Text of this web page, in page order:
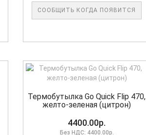
СООБЩИТЬ КОГДА ПОЯВИТСЯ
Термобутылка Go Quick Flip 470,
желто-зеленая (цитрон)
4400.00р.
Без НДС: 4400.00р.